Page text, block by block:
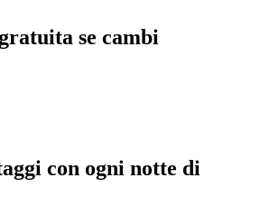
se cambi
con ogni notte di